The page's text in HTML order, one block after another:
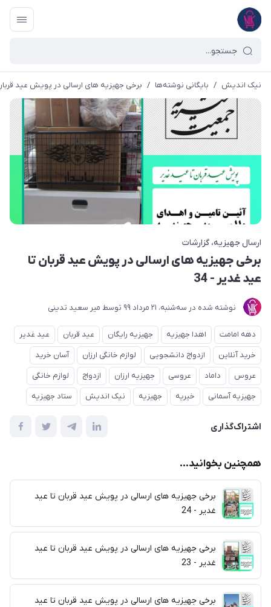
نیک اندیش / بایگانی نوشته‌ها / برخی جهیزیه های ارسالی در پویش عید قربان
ارسال جهیزیه گزارشات
برخی جهیزیه های ارسالی در پویش عید قربان تا
عید غدیر - 34
نوشته شده در ﺳﻪشنبه، 21 مرداد 99 توسط میر سعید تدینی
دهه امامت اهدا جهیزیه جهیزیه رایگان عید قربان
عید غدیر
خرید آنلاین
ازدواج دانشجویی لوازم خانگی ارزان
آسان خرید
عروس
داماد عروسی جهیزیه ارزان ازدواج
لوازم خانگی
جهیزیه آسمانی
خیریه جهیزیه نیک اندیش ستاد جهیزیه
اشتراک‌گذاری
همچنین بخوانید...
برخی جهیزیه های ارسالی در پویش عید قربان تا عید
غدیر - 24
برخی جهیزیه های ارسالی در پویش عید قربان تا عید
غدیر - 23
برخی جهیزیه های ارسالی در پویش عید قربان تا عید